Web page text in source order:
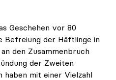
Geschehen vor 80
Befreiung der Häftlinge in
den Zusammenbruch
der Zweiten
haben mit einer Vielzahl